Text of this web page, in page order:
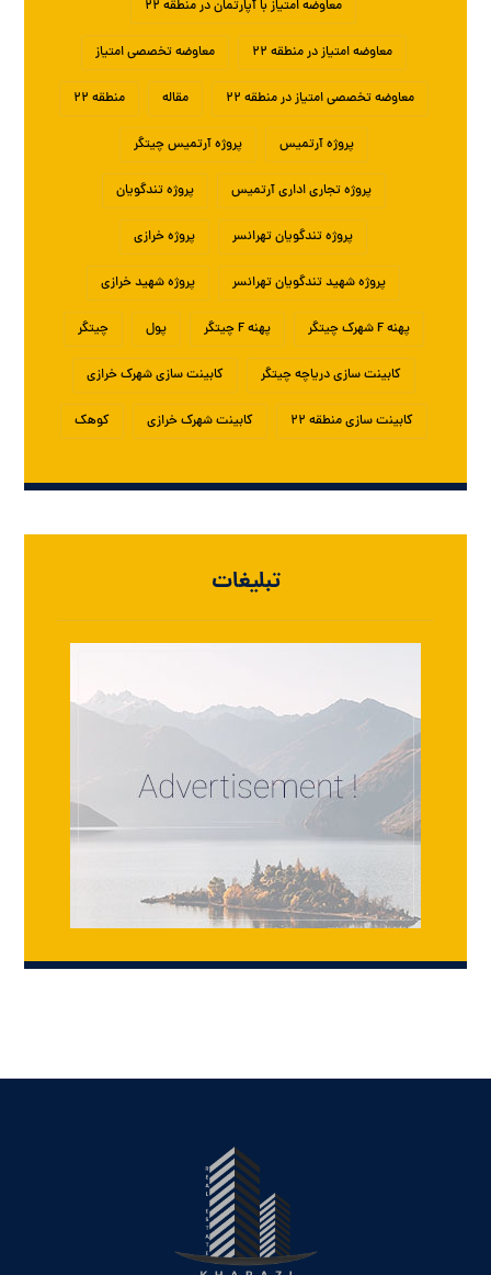
معاوضه امتیاز با آپارتمان در منطقه ۲۲
معاوضه امتیاز در منطقه ۲۲ معاوضه تخصصی امتیاز
معاوضه تخصصی امتیاز در منطقه ۲۲ مقاله منطقه ۲۲
پروژه آرتمیس پروژه آرتمیس چیتگر
پروژه تجاری اداری آرتمیس پروژه تندگویان
پروژه تندگویان تهرانسر پروژه خرازی
پروژه شهید تندگویان تهرانسر پروژه شهید خرازی
پهنه F شهرک چیتگر پهنه F چیتگر پول چیتگر
کابینت سازی دریاچه چیتگر کابینت سازی شهرک خرازی
کابینت سازی منطقه ۲۲ کابینت شهرک خرازی کوهک
تبلیغات